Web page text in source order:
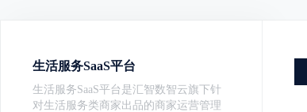
生活服务SaaS平台
生活服务SaaS平台是汇智数智云旗下针
对生活服务类商家出品的商家运营管理